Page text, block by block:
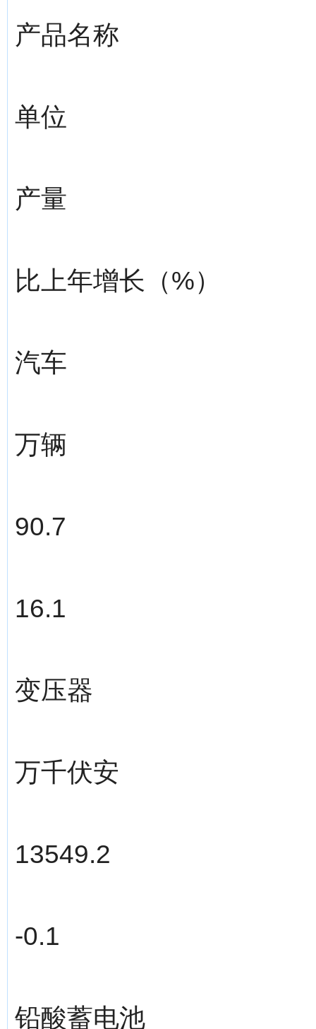
产品名称
单位
产量
比上年增长（%）
汽车
万辆
90.7
16.1
变压器
万千伏安
13549.2
-0.1
铅酸蓄电池